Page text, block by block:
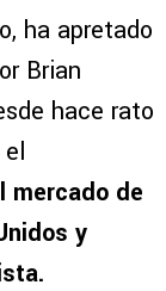
ha apretado
Brian
hace rato
mercado de
y